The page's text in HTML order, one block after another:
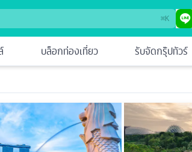
⌘K
บล็อกท่องเที่ยว รับจัดกรุ๊ปทัวร์